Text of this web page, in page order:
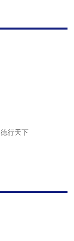
德行天下